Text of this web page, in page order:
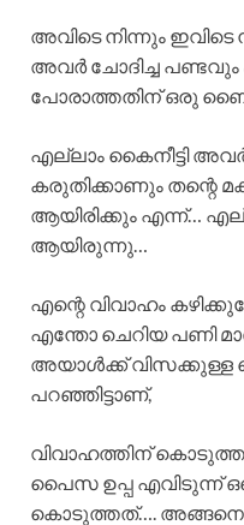
അവിടെ നിന്നും ഇവിടെ
അവർ ചോദിച്ച
പോരാത്തതിന് ഒരു
എല്ലാം കൈനീട്ടി
കരുതിക്കാണും തന്റെ
ആയിരിക്കും എന്ന്…
ആയിരുന്നു…
എന്റെ വിവാഹം
എന്തോ ചെറിയ പണി
അയാൾക്ക് വിസക്കുള്ള
പറഞ്ഞിട്ടാണ്,
വിവാഹത്തിന്
പൈസ ഉപ്പ എവിടുന്ന്
കൊടുത്തത്….